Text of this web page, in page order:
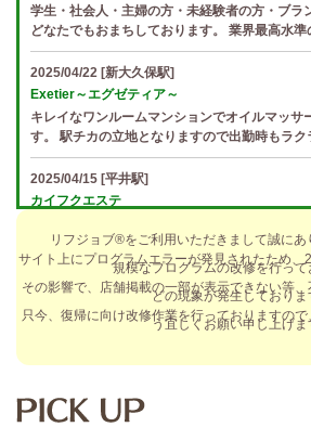
学生・社会人・主婦の方・未経験者の方・ブラ
どなたでもおまちしております。 業界最高水
2025/04/22 [新大久保駅]
Exetier～エグゼティア～
キレイなワンルームマンションでオイルマッサ
す。 駅チカの立地となりますので出勤時もラ
2025/04/15 [平井駅]
カイフクエステ
り♪ 日給5万円以上可！人によっては10万円
2025/04/14
[小倉駅]
The Ritz cache (ザ リッツ カシェ)
歩合率・RANK昇格制度 給与保証・アリバイ対
sirena (シレーナ) 春日井ルーム
リフジョブ®をご利用いただきまして誠にあ
サイト上にプログラムエラーが発見されたため
規模なプログラムの改修を行っ
その影響で、店舗掲載の一部が表示できない等
どの現象が発生しておりま
只今、復帰に向け改修作業を行っておりますの
う宜しくお願い申し上げま